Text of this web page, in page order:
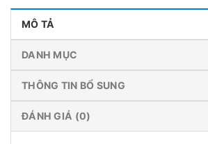
MÔ TẢ
DANH MỤC
THÔNG TIN BỔ SUNG
ĐÁNH GIÁ (0)